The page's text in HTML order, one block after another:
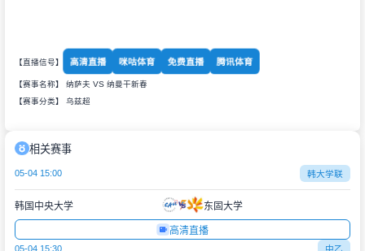
【直播信号】 高清直播 咪咕体育 免费直播 腾讯体育
【赛事名称】 纳萨夫 VS 纳曼干新春
【赛事分类】 乌兹超
相关赛事
05-04 15:00 韩大学联
韩国中央大学 东固大学
高清直播
05-04 15:30 中乙